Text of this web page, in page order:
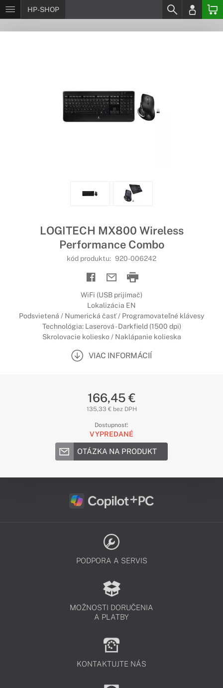
HP-SHOP
LOGITECH MX800 Wireless
Performance Combo
kód produktu: 920-006242
WiFi (USB prijímač)
Lokalizácia EN
Podsvietená / Numerická časť / Programovateľné klávesy
Technológia: Laserová - Darkfield (1500 dpi)
Skrolovacie koliesko / Naklápanie kolieska
VIAC INFORMÁCIÍ
166,45 €
135,33 € bez DPH
Dostupnosť:
VYPREDANÉ
OTÁZKA NA PRODUKT
PODPORA A SERVIS
MOŽNOSTI DORUČENIA
A PLATBY
KONTAKTUJTE NÁS